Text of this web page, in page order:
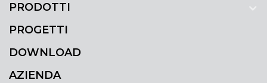
PRODOTTI
PROGETTI
DOWNLOAD
AZIENDA